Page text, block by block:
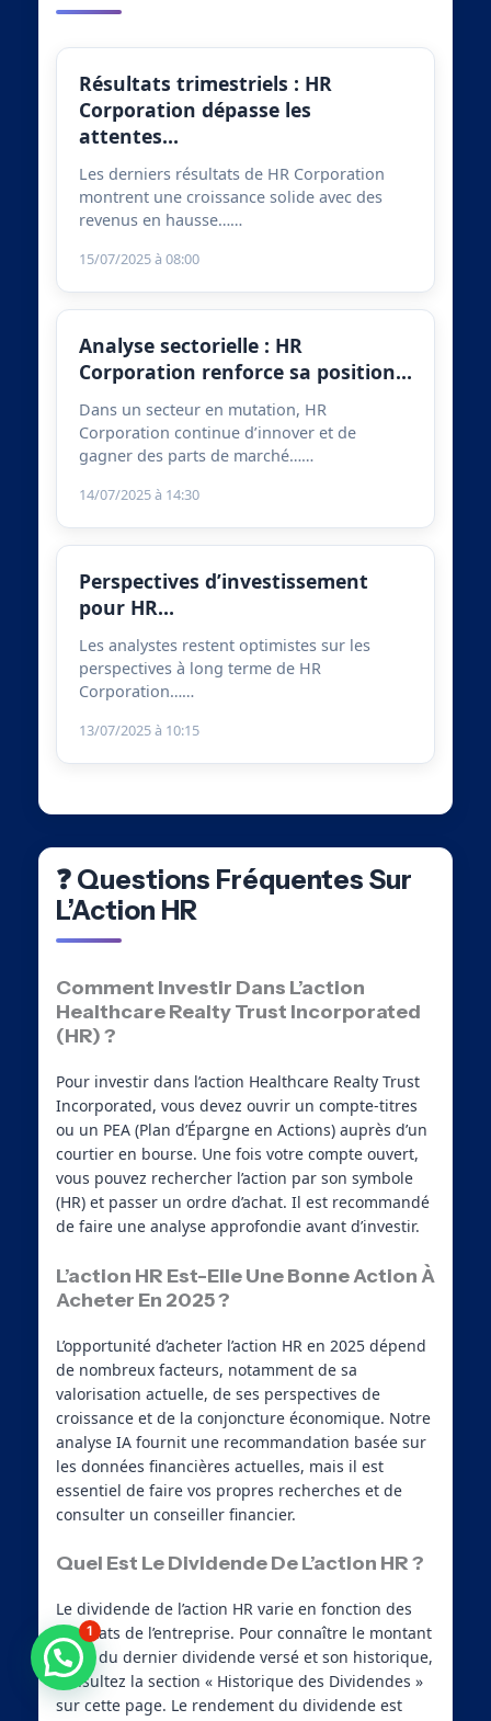
Résultats trimestriels : HR
Corporation dépasse les
attentes…
Les derniers résultats de HR Corporation
montrent une croissance solide avec des
revenus en hausse……
15/07/2025 à 08:00
Analyse sectorielle : HR
Corporation renforce sa position…
Dans un secteur en mutation, HR
Corporation continue d’innover et de
gagner des parts de marché……
14/07/2025 à 14:30
Perspectives d’investissement
pour HR…
Les analystes restent optimistes sur les
perspectives à long terme de HR
Corporation……
13/07/2025 à 10:15
❓ Questions Fréquentes Sur
L’Action HR
Comment Investir Dans L’action
Healthcare Realty Trust Incorporated
(HR) ?
Pour investir dans l’action Healthcare Realty Trust
Incorporated, vous devez ouvrir un compte-titres
ou un PEA (Plan d’Épargne en Actions) auprès d’un
courtier en bourse. Une fois votre compte ouvert,
vous pouvez rechercher l’action par son symbole
(HR) et passer un ordre d’achat. Il est recommandé
de faire une analyse approfondie avant d’investir.
L’action HR Est-Elle Une Bonne Action À
Acheter En 2025 ?
L’opportunité d’acheter l’action HR en 2025 dépend
de nombreux facteurs, notamment de sa
valorisation actuelle, de ses perspectives de
croissance et de la conjoncture économique. Notre
analyse IA fournit une recommandation basée sur
les données financières actuelles, mais il est
essentiel de faire vos propres recherches et de
consulter un conseiller financier.
Quel Est Le Dividende De L’action HR ?
Le dividende de l’action HR varie en fonction des
résultats de l’entreprise. Pour connaître le montant
exact du dernier dividende versé et son historique,
consultez la section « Historique des Dividendes »
sur cette page. Le rendement du dividende est
Besoin d'aide ?
1